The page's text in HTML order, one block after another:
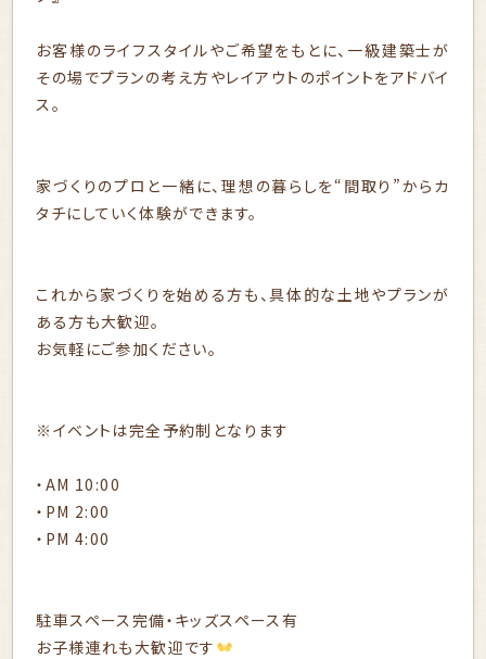
お客様のライフスタイルやご希望をもとに、一級建築士が
その場でプランの考え方やレイアウトのポイントをアドバイ
ス。
家づくりのプロと一緒に、理想の暮らしを“間取り”からカ
タチにしていく体験ができます。
これから家づくりを始める方も、具体的な土地やプランが
ある方も大歓迎。
お気軽にご参加ください。
※イベントは完全予約制となります
・AM 10:00
・PM 2:00
・PM 4:00
駐車スペース完備・キッズスペース有
お子様連れも大歓迎です